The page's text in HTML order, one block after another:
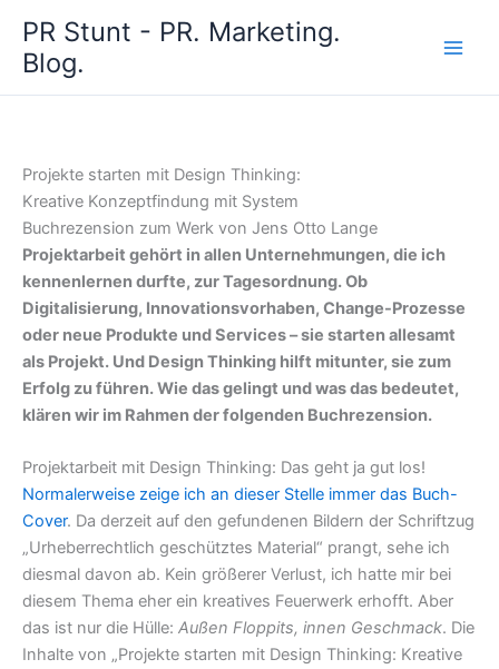
Inhalt
springen
PR Stunt - PR. Marketing.
Blog.
Projekte starten mit Design Thinking:
Kreative Konzeptfindung mit System
Buchrezension zum Werk von Jens Otto Lange
Projektarbeit gehört in allen Unternehmungen, die ich
kennenlernen durfte, zur Tagesordnung. Ob
Digitalisierung, Innovationsvorhaben, Change-Prozesse
oder neue Produkte und Services – sie starten allesamt
als Projekt. Und Design Thinking hilft mitunter, sie zum
Erfolg zu führen. Wie das gelingt und was das bedeutet,
klären wir im Rahmen der folgenden Buchrezension.
Projektarbeit mit Design Thinking: Das geht ja gut los!
Normalerweise zeige ich an dieser Stelle immer das Buch-
Cover. Da derzeit auf den gefundenen Bildern der Schriftzug
„Urheberrechtlich geschütztes Material“ prangt, sehe ich
diesmal davon ab. Kein größerer Verlust, ich hatte mir bei
diesem Thema eher ein kreatives Feuerwerk erhofft. Aber
das ist nur die Hülle: Außen Floppits, innen Geschmack. Die
Inhalte von „Projekte starten mit Design Thinking: Kreative